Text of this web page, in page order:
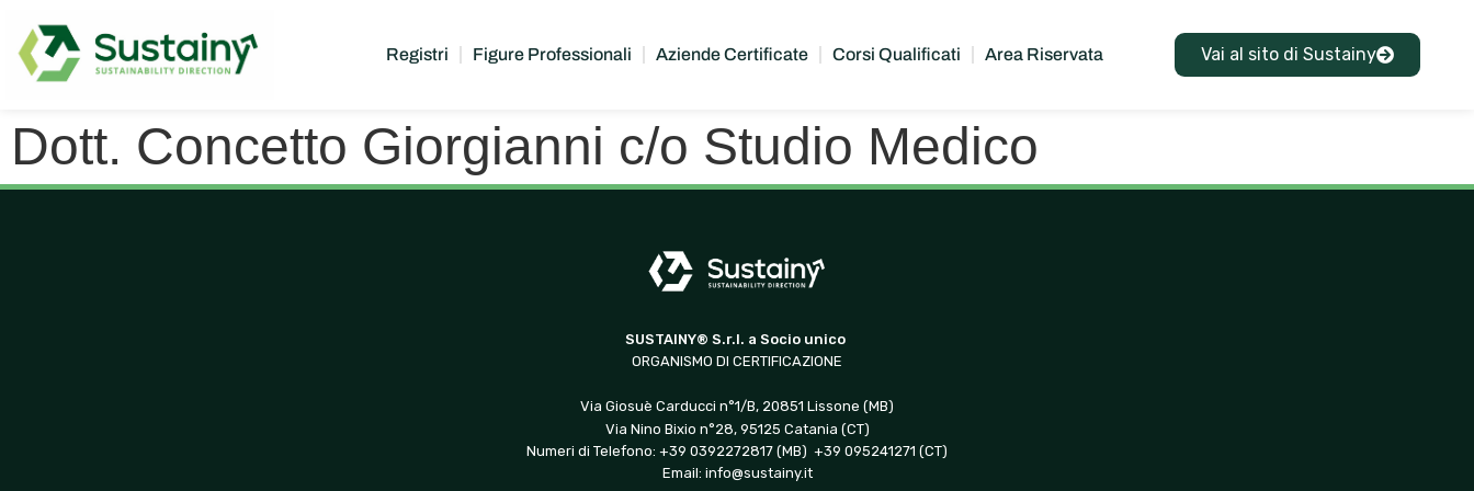
Registri Figure Professionali Aziende Certificate Corsi Qualificati Area Riservata Vai al sito di Sustainy
Dott. Concetto Giorgianni c/o Studio Medico
SUSTAINY® S.r.l. a Socio unico
ORGANISMO DI CERTIFICAZIONE
Via Giosuè Carducci n°1/B, 20851 Lissone (MB)
Via Nino Bixio n°28, 95125 Catania (CT)
Numeri di Telefono: +39 0392272817 (MB) +39 095241271 (CT)
Email: info@sustainy.it